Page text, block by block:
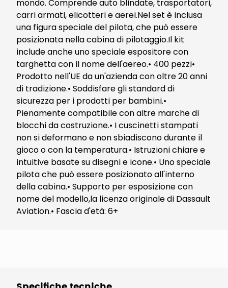
mondo. Comprende auto blindate, trasportatori,
carri armati, elicotteri e aerei.Nel set è inclusa
una figura speciale del pilota, che può essere
posizionata nella cabina di pilotaggio.Il kit
include anche uno speciale espositore con
targhetta con il nome dell'aereo.• 400 pezzi•
Prodotto nell'UE da un'azienda con oltre 20 anni
di tradizione.• Soddisfare gli standard di
sicurezza per i prodotti per bambini.•
Pienamente compatibile con altre marche di
blocchi da costruzione.• I cuscinetti stampati
non si deformano e non sbiadiscono durante il
gioco o con la temperatura.• Istruzioni chiare e
intuitive basate su disegni e icone.• Uno speciale
pilota che può essere posizionato all'interno
della cabina.• Supporto per esposizione con
nome del modello,la licenza originale di Dassault
Aviation.• Fascia d'età: 6+